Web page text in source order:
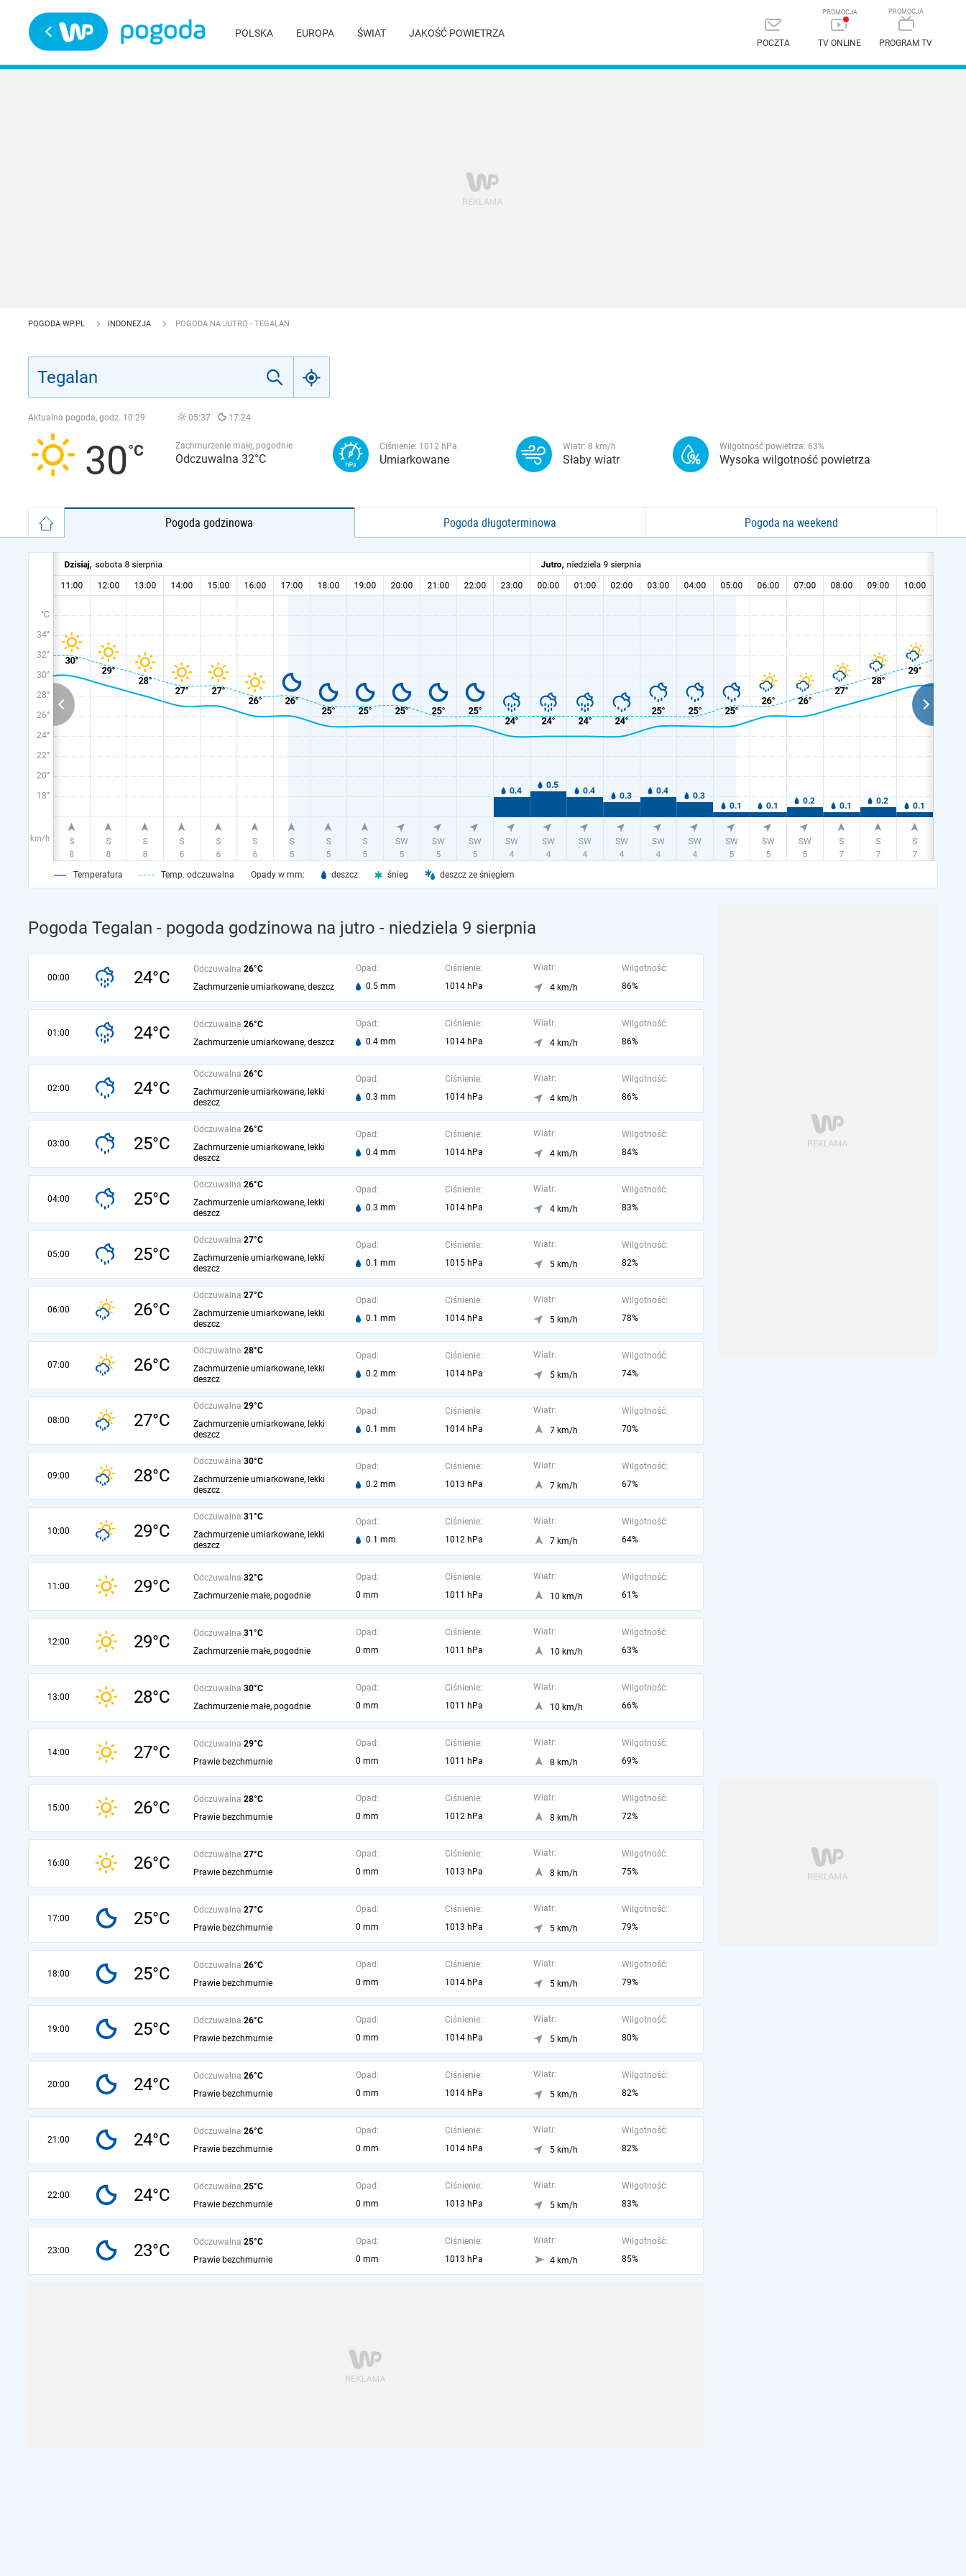
POLSKA EUROPA ŚWIAT JAKOŚĆ POWIETRZA
POCZTA TV ONLINE PROGRAM TV
POGODA WP.PL INDONEZJA POGODA NA JUTRO - TEGALAN
Aktualna pogoda, godz. 10:29 05:37 17:24
30 Zachmurzenie małe, pogodnie
Odczuwalna 32°C
Ciśnienie: 1012 hPa
Umiarkowane
Wiatr: 8 km/h
Słaby wiatr
Wilgotność powietrza: 63%
Wysoka wilgotność powietrza
Pogoda godzinowa Pogoda długoterminowa Pogoda na weekend
°C
34°
32°
30°
28°
26°
24°
22°
20°
18°
km/h
Temperatura Temp. odczuwalna Opady w mm: deszcz śnieg deszcz ze śniegiem
Pogoda Tegalan - pogoda godzinowa na jutro - niedziela 9 sierpnia
00:00 24°C Odczuwalna 26°C
Zachmurzenie umiarkowane, deszcz
Opad:
0.5 mm
Ciśnienie:
1014 hPa
Wiatr:
4 km/h
Wilgotność:
86%
01:00 24°C Odczuwalna 26°C
Zachmurzenie umiarkowane, deszcz
Opad:
0.4 mm
Ciśnienie:
1014 hPa
Wiatr:
4 km/h
Wilgotność:
86%
02:00 24°C
Odczuwalna 26°C
Zachmurzenie umiarkowane, lekki
deszcz
Opad:
0.3 mm
Ciśnienie:
1014 hPa
Wiatr:
4 km/h
Wilgotność:
86%
03:00 25°C
Odczuwalna 26°C
Zachmurzenie umiarkowane, lekki
deszcz
Opad:
0.4 mm
Ciśnienie:
1014 hPa
Wiatr:
4 km/h
Wilgotność:
84%
04:00 25°C
Odczuwalna 26°C
Zachmurzenie umiarkowane, lekki
deszcz
Opad:
0.3 mm
Ciśnienie:
1014 hPa
Wiatr:
4 km/h
Wilgotność:
83%
05:00 25°C
Odczuwalna 27°C
Zachmurzenie umiarkowane, lekki
deszcz
Opad:
0.1 mm
Ciśnienie:
1015 hPa
Wiatr:
5 km/h
Wilgotność:
82%
06:00 26°C
Odczuwalna 27°C
Zachmurzenie umiarkowane, lekki
deszcz
Opad:
0.1 mm
Ciśnienie:
1014 hPa
Wiatr:
5 km/h
Wilgotność:
78%
07:00 26°C
Odczuwalna 28°C
Zachmurzenie umiarkowane, lekki
deszcz
Opad:
0.2 mm
Ciśnienie:
1014 hPa
Wiatr:
5 km/h
Wilgotność:
74%
08:00 27°C
Odczuwalna 29°C
Zachmurzenie umiarkowane, lekki
deszcz
Opad:
0.1 mm
Ciśnienie:
1014 hPa
Wiatr:
7 km/h
Wilgotność:
70%
09:00 28°C
Odczuwalna 30°C
Zachmurzenie umiarkowane, lekki
deszcz
Opad:
0.2 mm
Ciśnienie:
1013 hPa
Wiatr:
7 km/h
Wilgotność:
67%
10:00 29°C
Odczuwalna 31°C
Zachmurzenie umiarkowane, lekki
deszcz
Opad:
0.1 mm
Ciśnienie:
1012 hPa
Wiatr:
7 km/h
Wilgotność:
64%
11:00 29°C Odczuwalna 32°C
Zachmurzenie małe, pogodnie
Opad:
0 mm
Ciśnienie:
1011 hPa
Wiatr:
10 km/h
Wilgotność:
61%
12:00 29°C Odczuwalna 31°C
Zachmurzenie małe, pogodnie
Opad:
0 mm
Ciśnienie:
1011 hPa
Wiatr:
10 km/h
Wilgotność:
63%
13:00 28°C Odczuwalna 30°C
Zachmurzenie małe, pogodnie
Opad:
0 mm
Ciśnienie:
1011 hPa
Wiatr:
10 km/h
Wilgotność:
66%
14:00 27°C Odczuwalna 29°C
Prawie bezchmurnie
Opad:
0 mm
Ciśnienie:
1011 hPa
Wiatr:
8 km/h
Wilgotność:
69%
15:00 26°C Odczuwalna 28°C
Prawie bezchmurnie
Opad:
0 mm
Ciśnienie:
1012 hPa
Wiatr:
8 km/h
Wilgotność:
72%
16:00 26°C Odczuwalna 27°C
Prawie bezchmurnie
Opad:
0 mm
Ciśnienie:
1013 hPa
Wiatr:
8 km/h
Wilgotność:
75%
17:00 25°C Odczuwalna 27°C
Prawie bezchmurnie
Opad:
0 mm
Ciśnienie:
1013 hPa
Wiatr:
5 km/h
Wilgotność:
79%
18:00 25°C Odczuwalna 26°C
Prawie bezchmurnie
Opad:
0 mm
Ciśnienie:
1014 hPa
Wiatr:
5 km/h
Wilgotność:
79%
19:00 25°C Odczuwalna 26°C
Prawie bezchmurnie
Opad:
0 mm
Ciśnienie:
1014 hPa
Wiatr:
5 km/h
Wilgotność:
80%
20:00 24°C Odczuwalna 26°C
Prawie bezchmurnie
Opad:
0 mm
Ciśnienie:
1014 hPa
Wiatr:
5 km/h
Wilgotność:
82%
21:00 24°C Odczuwalna 26°C
Prawie bezchmurnie
Opad:
0 mm
Ciśnienie:
1014 hPa
Wiatr:
5 km/h
Wilgotność:
82%
22:00 24°C Odczuwalna 25°C
Prawie bezchmurnie
Opad:
0 mm
Ciśnienie:
1013 hPa
Wiatr:
5 km/h
Wilgotność:
83%
23:00 23°C Odczuwalna 25°C
Prawie bezchmurnie
Opad:
0 mm
Ciśnienie:
1013 hPa
Wiatr:
4 km/h
Wilgotność:
85%